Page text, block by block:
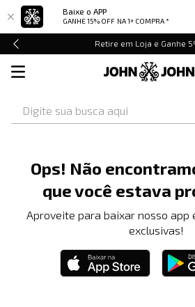
Baixe o APP
GANHE 15% OFF NA 1ª COMPRA *
Retire em Loja e Ganhe
Ops! Não
que você estava
Aproveite para baixar nosso app
exclusivas!